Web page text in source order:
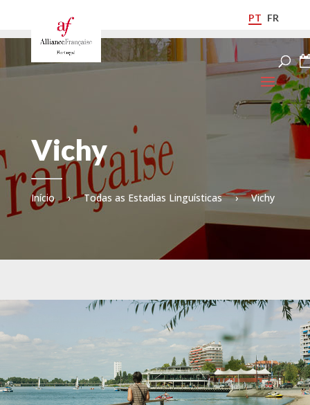
PT FR
Vichy
Início › Todas as Estadias Linguísticas › Vichy